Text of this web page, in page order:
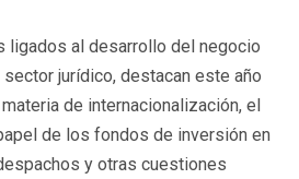
ligados al desarrollo del negocio
jurídico, destacan este año
de internacionalización, el
de los fondos de inversión en
y otras cuestiones